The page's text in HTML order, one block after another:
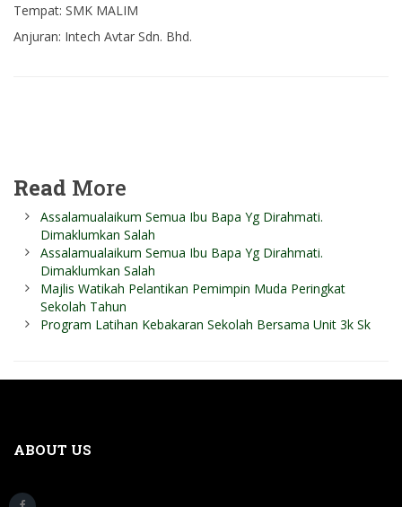
Tempat: SMK MALIM
Anjuran: Intech Avtar Sdn. Bhd.
Read More
Assalamualaikum Semua Ibu Bapa Yg Dirahmati.
Dimaklumkan Salah
Assalamualaikum Semua Ibu Bapa Yg Dirahmati.
Dimaklumkan Salah
Majlis Watikah Pelantikan Pemimpin Muda Peringkat
Sekolah Tahun
Program Latihan Kebakaran Sekolah Bersama Unit 3k Sk
ABOUT US